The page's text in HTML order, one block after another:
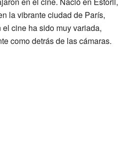
la vibrante ciudad de París,
cine ha sido muy variada,
como detrás de las cámaras.